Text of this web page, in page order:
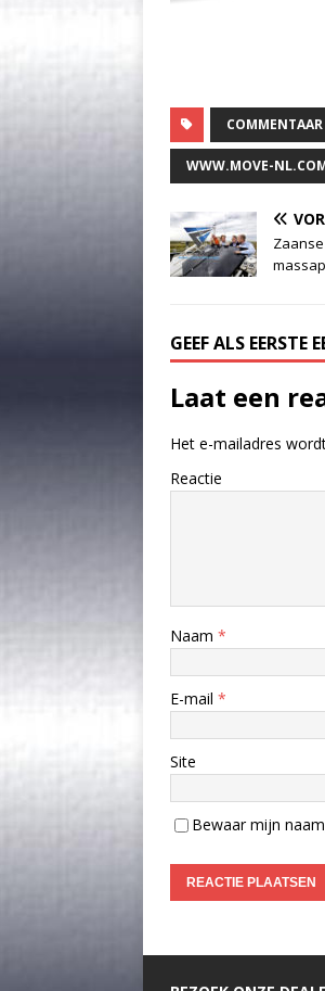
COMMENTAAR
WWW.MOVE-
GEEF ALS EERSTE
Laat een
Het e-mailadres
Reactie
Naam *
E-mail *
Site
Bewaar mijn